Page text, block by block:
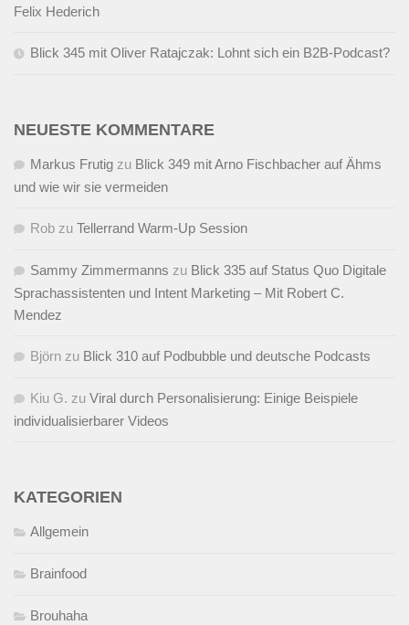
Felix Hederich
Blick 345 mit Oliver Ratajczak: Lohnt sich ein B2B-Podcast?
NEUESTE KOMMENTARE
Markus Frutig zu Blick 349 mit Arno Fischbacher auf Ähms
und wie wir sie vermeiden
Rob zu Tellerrand Warm-Up Session
Sammy Zimmermanns zu Blick 335 auf Status Quo Digitale
Sprachassistenten und Intent Marketing – Mit Robert C.
Mendez
Björn zu Blick 310 auf Podbubble und deutsche Podcasts
Kiu G. zu Viral durch Personalisierung: Einige Beispiele
individualisierbarer Videos
KATEGORIEN
Allgemein
Brainfood
Brouhaha